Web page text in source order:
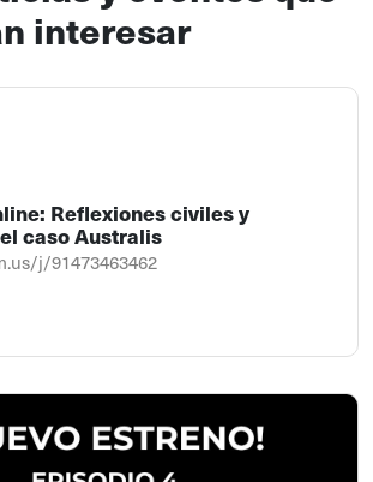
interesar
Reflexiones civiles y
caso Australis
j/91473463462